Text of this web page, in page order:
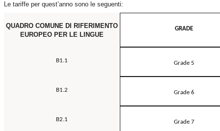
Le tariffe per quest’anno sono le seguenti:
QUADRO COMUNE DI RIFERIMENTO
EUROPEO PER LE LINGUE
GRADE
B1.1 Grade 5
B1.2 Grade 6
B2.1 Grade 7